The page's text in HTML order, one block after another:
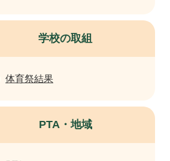
学校の取組
体育祭結果
PTA・地域